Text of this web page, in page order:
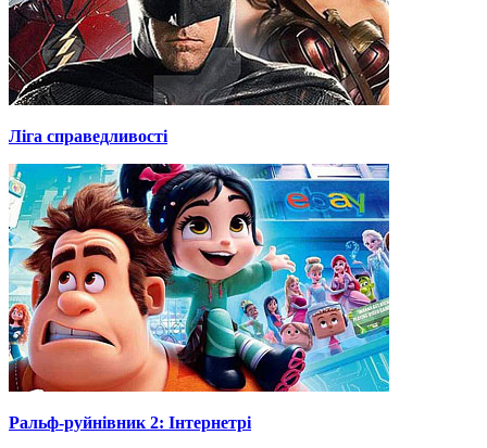
Ліга справедливості
Ральф-руйнівник 2: Інтернетрі